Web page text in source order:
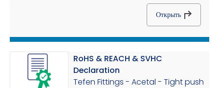
Открыть
RoHS & REACH & SVHC
Declaration
Tefen Fittings - Acetal - Tight push